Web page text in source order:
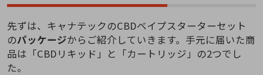
先ずは、キャナテックのCBDベイプスターターセット
のパッケージからご紹介していきます。手元に届いた商
品は「CBDリキッド」と「カートリッジ」の2つでし
た。